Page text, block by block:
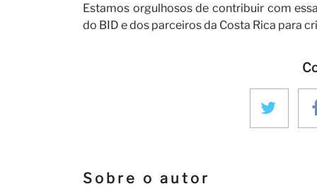
Estamos orgulhosos de contribuir com
do BID e dos parceiros da Costa Rica para
Sobre o autor